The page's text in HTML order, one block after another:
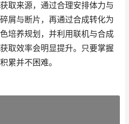
取来源，通过合理安排体力与
屑与断片，再通过合成转化为
培养规划，并利用联机与合成
取效率会明显提升。只要掌握
累并不困难。